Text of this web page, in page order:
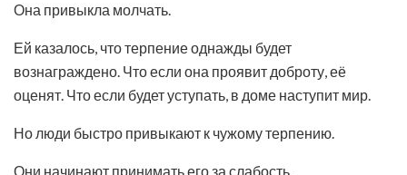
Она привыкла молчать.
Ей казалось, что терпение однажды будет
вознаграждено. Что если она проявит доброту, её
оценят. Что если будет уступать, в доме наступит мир.
Но люди быстро привыкают к чужому терпению.
Они начинают принимать его за слабость.